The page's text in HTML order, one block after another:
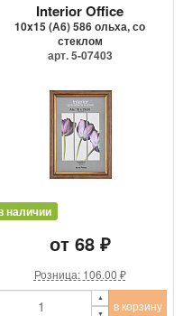
Interior Office
10x15 (А6) 586 ольха, со
стеклом
арт. 5-07403
наличии
от 68 ₽
Розница: 106.00 ₽
в корзину